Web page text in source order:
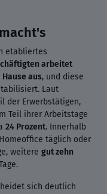
etabliertes
arbeitet
aus, und diese
Laut
der Erwerbstätigen,
Teil ihrer Arbeitstage
24 Prozent. Innerhalb
Homeoffice täglich oder
weitere gut zehn
sich deutlich